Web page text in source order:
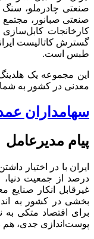
صنعتی چادرملو،
صنعتی صبانور، مجتمع
کارخانجات
گسترش کاتالیست
طبس است.
این مجموعه یک
معدنی در کشور به
سهامداران
پیام مدیرعامل
ایران با در اختیار
درصد از جمعیت
غیرقابل انکار صنایع
بخشی در کشور به
برای اقتصاد متکی به
پوست‌اندازی جدی،